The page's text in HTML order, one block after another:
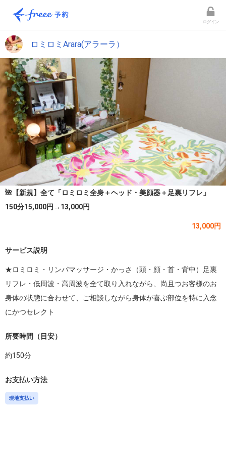
ログイン
ロミロミArara(アラーラ）
🌺【新規】全て「ロミロミ全身＋ヘッド・美顔器＋足裏リフレ」
150分15,000円→13,000円
13,000円
サービス説明
★ロミロミ・リンパマッサージ・かっさ（頭・顔・首・背中）足裏
リフレ・低周波・高周波を全て取り入れながら、尚且つお客様のお
身体の状態に合わせて、ご相談しながら身体が喜ぶ部位を特に入念
にかつセレクト
所要時間（目安）
約150分
お支払い方法
現地支払い